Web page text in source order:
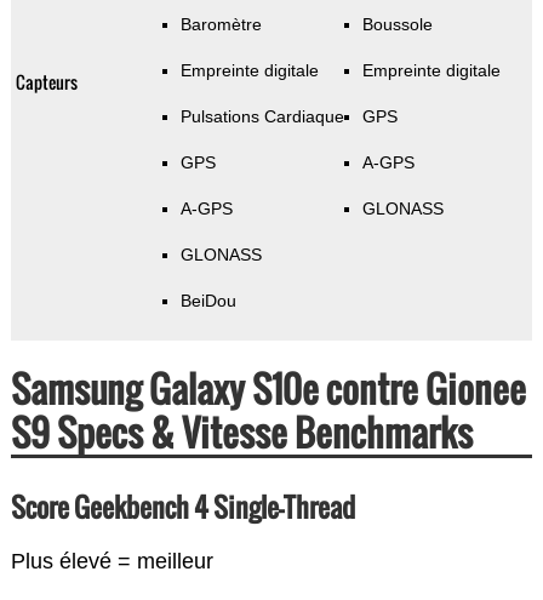
Capteurs
Baromètre
Empreinte digitale
Pulsations Cardiaque
GPS
A-GPS
GLONASS
BeiDou
Boussole
Empreinte digitale
GPS
A-GPS
GLONASS
Samsung Galaxy S10e contre Gionee
S9 Specs & Vitesse Benchmarks
Score Geekbench 4 Single-Thread
Plus élevé = meilleur